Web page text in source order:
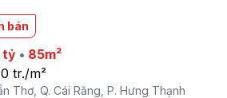
bán
tỷ • 85m²
tr./m²
Thơ, Q. Cái Răng, P. Hưng Thạnh